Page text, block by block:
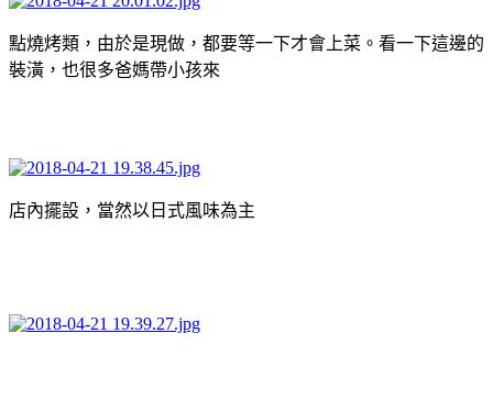
點燒烤類，由於是現做，都要等一下才會上菜。看一下這邊的
裝潢，也很多爸媽帶小孩來
店內擺設，當然以日式風味為主